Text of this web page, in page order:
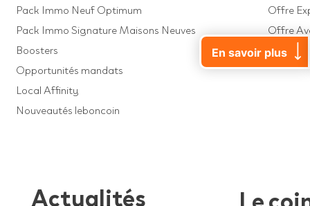
Pack Immo Neuf Optimum
Pack Immo Signature Maisons Neuves
Boosters
Opportunités mandats
Local Affinity
Nouveautés leboncoin
Offre
Offre
Offre
Actualités
Le
En savoir plus